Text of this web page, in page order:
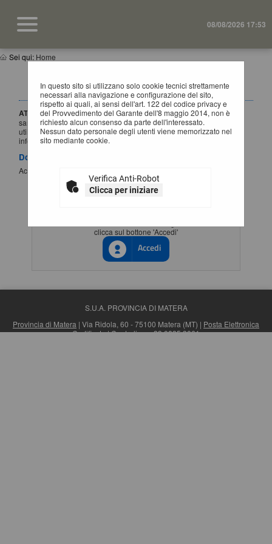
08/08/2026 17:53
Sei qui: Home
In questo sito si utilizzano solo cookie tecnici strettamente
necessari alla navigazione e configurazione del sito,
rispetto ai quali, ai sensi dell'art. 122 del codice privacy e
del Provvedimento del Garante dell'8 maggio 2014, non è
richiesto alcun consenso da parte dell'interessato.
Nessun dato personale degli utenti viene memorizzato nel
sito mediante cookie.
Verifica Anti-Robot
Clicca per iniziare
ACCESSO
ATTENZIONE:a partire dal1 Luglio 2026l'accesso alla piattaforma
sarà possibile esclusivamente tramite SSO (Single-Sign ON),
utilizzando un'identità digitale SPID / CIE / EIDAS. Per maggiori
informazioni si rimanda al manuale qui disponibile.
Documenti
Accesso al portale Single Sign-ON
ACCESSO CON IDENTITÀ DIGITALE
clicca sul bottone 'Accedi'
Accedi
S.U.A. PROVINCIA DI MATERA
Provincia di Matera | Via Ridola, 60 - 75100 Matera (MT) | Posta Elettronica
Certificata| Centralino: +39 0835 3061